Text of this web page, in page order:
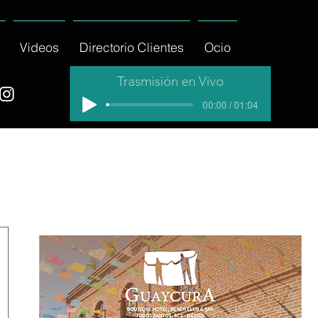
Videos Directorio Clientes Ocio
Trasmisión en Vivo
00:00 / 01:04